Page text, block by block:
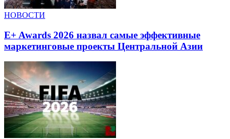
НОВОСТИ
E+ Awards 2026 назвал самые эффективные
маркетинговые проекты Центральной Азии